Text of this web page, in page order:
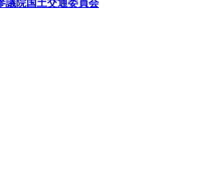
議院国土交通委員会